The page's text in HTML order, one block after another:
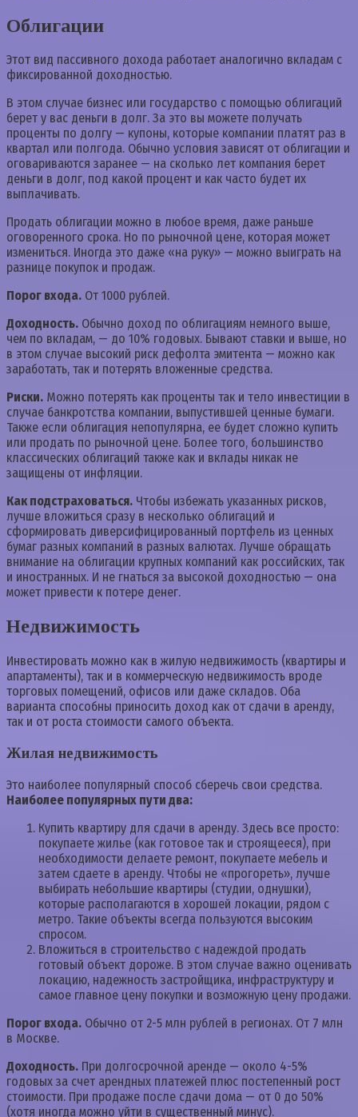
Облигации
Этот вид пассивного дохода работает аналогично вкладам с
фиксированной доходностью.
В этом случае бизнес или государство с помощью облигаций
берет у вас деньги в долг. За это вы можете получать
проценты по долгу — купоны, которые компании платят раз в
квартал или полгода. Обычно условия зависят от облигации и
оговариваются заранее — на сколько лет компания берет
деньги в долг, под какой процент и как часто будет их
выплачивать.
Продать облигации можно в любое время, даже раньше
оговоренного срока. Но по рыночной цене, которая может
измениться. Иногда это даже «на руку» — можно выиграть на
разнице покупок и продаж.
Порог входа. От 1000 рублей.
Доходность. Обычно доход по облигациям немного выше,
чем по вкладам, — до 10% годовых. Бывают ставки и выше, но
в этом случае высокий риск дефолта эмитента — можно как
заработать, так и потерять вложенные средства.
Риски. Можно потерять как проценты так и тело инвестиции в
случае банкротства компании, выпустившей ценные бумаги.
Также если облигация непопулярна, ее будет сложно купить
или продать по рыночной цене. Более того, большинство
классических облигаций также как и вклады никак не
защищены от инфляции.
Как подстраховаться. Чтобы избежать указанных рисков,
лучше вложиться сразу в несколько облигаций и
сформировать диверсифицированный портфель из ценных
бумаг разных компаний в разных валютах. Лучше обращать
внимание на облигации крупных компаний как российских, так
и иностранных. И не гнаться за высокой доходностью — она
может привести к потере денег.
Недвижимость
Инвестировать можно как в жилую недвижимость (квартиры и
апартаменты), так и в коммерческую недвижимость вроде
торговых помещений, офисов или даже складов. Оба
варианта способны приносить доход как от сдачи в аренду,
так и от роста стоимости самого объекта.
Жилая недвижимость
Это наиболее популярный способ сберечь свои средства.
Наиболее популярных пути два:
Купить квартиру для сдачи в аренду. Здесь все просто:
покупаете жилье (как готовое так и строящееся), при
необходимости делаете ремонт, покупаете мебель и
затем сдаете в аренду. Чтобы не «прогореть», лучше
выбирать небольшие квартиры (студии, однушки),
которые располагаются в хорошей локации, рядом с
метро. Такие объекты всегда пользуются высоким
спросом.
Вложиться в строительство с надеждой продать
готовый объект дороже. В этом случае важно оценивать
локацию, надежность застройщика, инфраструктуру и
самое главное цену покупки и возможную цену продажи.
Порог входа. Обычно от 2-5 млн рублей в регионах. От 7 млн
в Москве.
Доходность. При долгосрочной аренде — около 4-5%
годовых за счет арендных платежей плюс постепенный рост
стоимости. При продаже после сдачи дома — от 0 до 50%
(хотя иногда можно уйти в существенный минус).